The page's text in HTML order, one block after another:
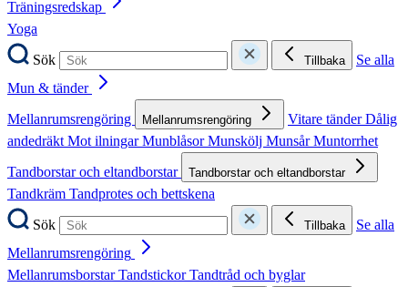
Träningsredskap
Yoga
Sök
Tillbaka
Se alla
Mun & tänder
Mellanrumsrengöring
Mellanrumsrengöring Vitare tänderDålig
andedräktMot ilningarMunblåsorMunskölj MunsårMuntorrhet
Tandborstar och eltandborstar
Tandborstar och eltandborstar
Tandkräm Tandprotes och bettskena
Sök
Tillbaka
Se alla
Mellanrumsrengöring
MellanrumsborstarTandstickorTandtråd och byglar